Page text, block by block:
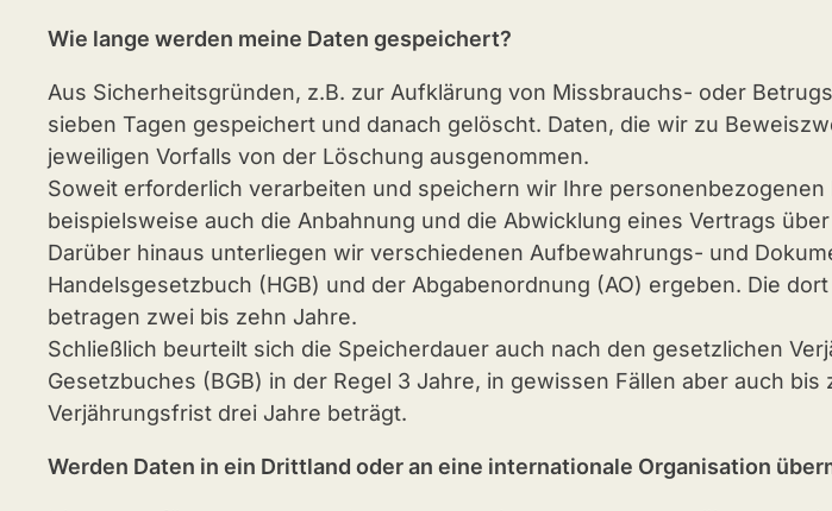
Wie lange werden meine Daten gespeichert?
Aus Sicherheitsgründen, z.B. zur Aufklärung von Missbrauchs- oder
sieben Tagen gespeichert und danach gelöscht. Daten, die wir zu
jeweiligen Vorfalls von der Löschung ausgenommen.
Soweit erforderlich verarbeiten und speichern wir Ihre
beispielsweise auch die Anbahnung und die Abwicklung eines Vertrags
Darüber hinaus unterliegen wir verschiedenen Aufbewahrungs- und
Handelsgesetzbuch (HGB) und der Abgabenordnung (AO) ergeben. Die
betragen zwei bis zehn Jahre.
Schließlich beurteilt sich die Speicherdauer auch nach den gesetzlichen
Gesetzbuches (BGB) in der Regel 3 Jahre, in gewissen Fällen aber auch
Verjährungsfrist drei Jahre beträgt.
Werden Daten in ein Drittland oder an eine internationale Organisation